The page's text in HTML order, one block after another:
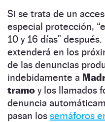
Si se trata de un
especial protección,
10 y 16 días”
extenderá en los
de las denuncias
indebidamente a
tramo y los llamados
denuncia
pasan los semáforos